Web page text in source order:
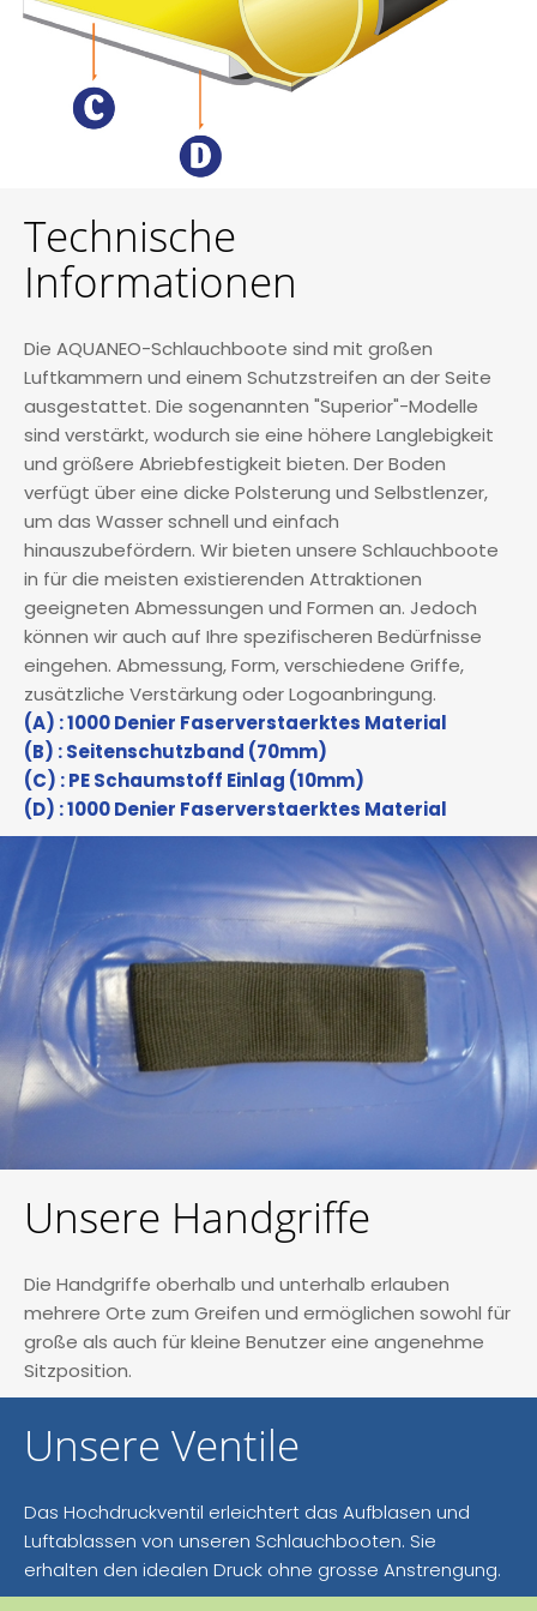
Technische
Informationen
Die AQUANEO-Schlauchboote sind mit großen
Luftkammern und einem Schutzstreifen an der Seite
ausgestattet. Die sogenannten "Superior"-Modelle
sind verstärkt, wodurch sie eine höhere Langlebigkeit
und größere Abriebfestigkeit bieten. Der Boden
verfügt über eine dicke Polsterung und Selbstlenzer,
um das Wasser schnell und einfach
hinauszubefördern. Wir bieten unsere Schlauchboote
in für die meisten existierenden Attraktionen
geeigneten Abmessungen und Formen an. Jedoch
können wir auch auf Ihre spezifischeren Bedürfnisse
eingehen. Abmessung, Form, verschiedene Griffe,
zusätzliche Verstärkung oder Logoanbringung.
(A) : 1000 Denier Faserverstaerktes Material
(B) : Seitenschutzband (70mm)
(C) : PE Schaumstoff Einlag (10mm)
(D) : 1000 Denier Faserverstaerktes Material
Unsere Handgriffe
Die Handgriffe oberhalb und unterhalb erlauben
mehrere Orte zum Greifen und ermöglichen sowohl für
große als auch für kleine Benutzer eine angenehme
Sitzposition.
Unsere Ventile
Das Hochdruckventil erleichtert das Aufblasen und
Luftablassen von unseren Schlauchbooten. Sie
erhalten den idealen Druck ohne grosse Anstrengung.